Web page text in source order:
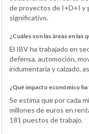
de proyectos de I+D+I y
significativo.
¿Cuáles son las áreas en las
El IBV ha trabajado en
defensa, automoción,
indumentaria y calzado,
¿Qué impacto económico
Se estima que por cada
millones de euros en
181 puestos de trabajo.